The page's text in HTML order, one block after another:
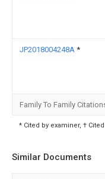
JP2018004248A *
Family To Family
* Cited by examiner, †
Similar Documents